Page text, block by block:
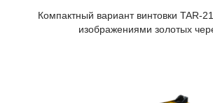
Компактный вариант винтовки TAR-
изображениями золотых